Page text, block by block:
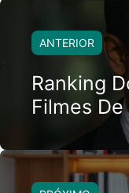
ANTERIOR
Ranking
Filmes